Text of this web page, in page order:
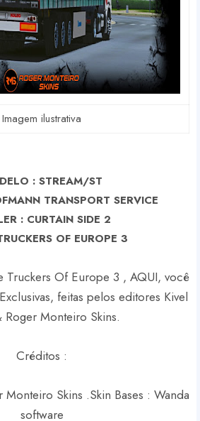
Imagem ilustrativa
: STREAM/ST
TRANSPORT SERVICE
: CURTAIN SIDE 2
OF EUROPE 3
Truckers Of Europe 3 , AQUI, você
feitas pelos editores Kivel
Roger Monteiro Skins.
Créditos :
Monteiro Skins .Skin Bases : Wanda
software